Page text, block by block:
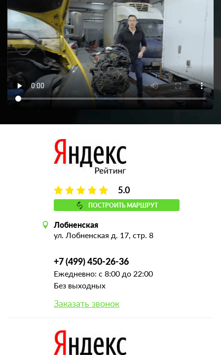
5.0
ПОСТРОИТЬ МАРШРУТ
Лобненская
ул. Лобненская д. 17, стр. 8
+7 (499) 450-26-36
Ежедневно: с 8:00 до 22:00
Без выходных
Заказать звонок